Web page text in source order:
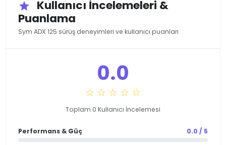
star
Kullanıcı İncelemeleri &
Puanlama
Sym ADX 125 sürüş deneyimleri ve kullanıcı puanları
0.0
☆ ☆ ☆ ☆ ☆
Toplam 0 Kullanıcı İncelemesi
Performans & Güç 0.0 / 5